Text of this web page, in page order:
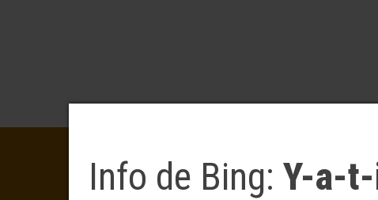
Info de Bing: Y-a-